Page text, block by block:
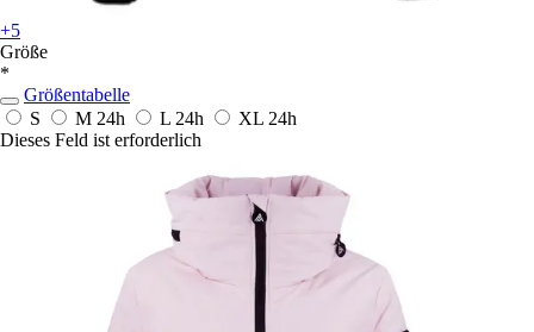
+5
Größe
*
Größentabelle
S
M 24h L 24h XL 24h
Dieses Feld ist erforderlich